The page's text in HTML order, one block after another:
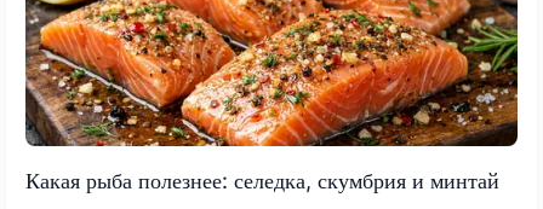
Какая рыба полезнее: селедка, скумбрия и минтай